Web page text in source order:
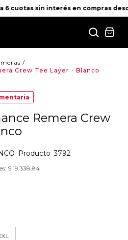
6 cuotas sin interés en compras
Crew Tee Layer - Blanco
Remera Crew
$ 19 338 84